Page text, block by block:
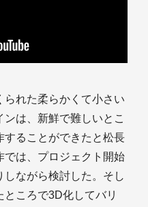
れた柔らかくて小さい
ンは、新鮮で難しいとこ
することができたと松長
では、プロジェクト開始
ながら検討した。そし
ころで3D化してバリ